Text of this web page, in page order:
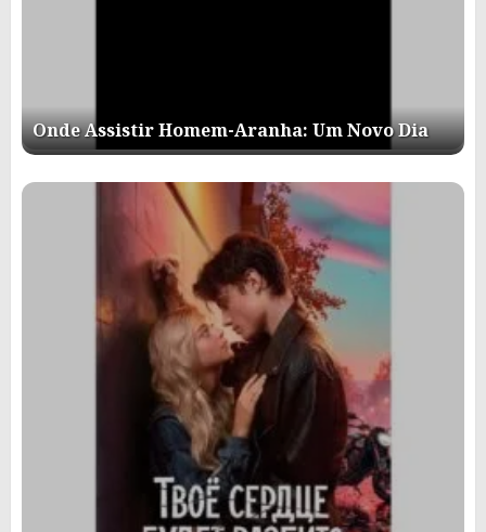
Onde Assistir Homem-Aranha: Um Novo Dia